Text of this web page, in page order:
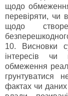
щодо
перевіряти, чи
щодо
10. Висновки
інтересів чи
обмеження
грунтуватися
фактах чи даних